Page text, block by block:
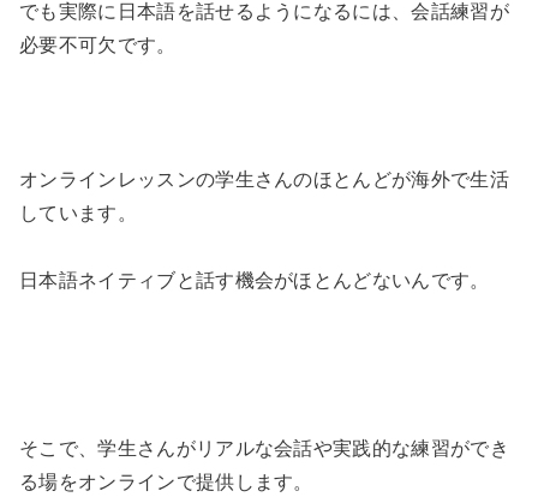
でも実際に日本語を話せるようになるには、会話練習が
必要不可欠です。
オンラインレッスンの学生さんのほとんどが海外で生活
しています。
日本語ネイティブと話す機会がほとんどないんです。
そこで、学生さんがリアルな会話や実践的な練習ができ
る場をオンラインで提供します。